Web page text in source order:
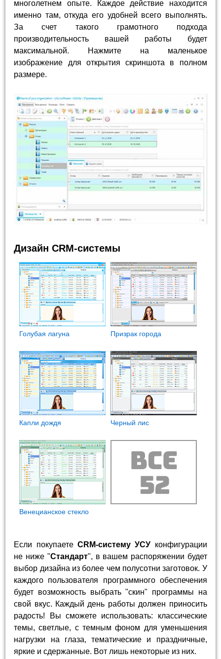
многолетнем опыте. Каждое действие находится
именно там, откуда его удобней всего выполнять.
За счет такого грамотного подхода
производительность вашей работы будет
максимальной. Нажмите на маленькое
изображение для открытия скриншота в полном
размере.
Дизайн CRM-системы
Голубая лагуна Призрак города
Капли дождя Черный лис
Венецианское стекло
Если покупаете CRM-систему УСУ конфигурации
не ниже "Стандарт", в вашем распоряжении будет
выбор дизайна из более чем полусотни заготовок. У
каждого пользователя программного обеспечения
будет возможность выбрать "скин" программы на
свой вкус. Каждый день работы должен приносить
радость! Вы сможете использовать: классические
темы, светлые, с темным фоном для уменьшения
нагрузки на глаза, тематические и праздничные,
яркие и сдержанные. Вот лишь некоторые из них.